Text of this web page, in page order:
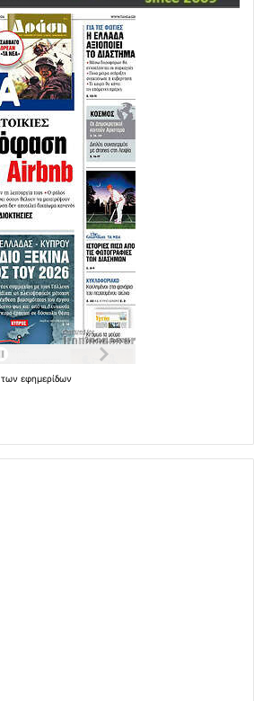
των εφημερίδων